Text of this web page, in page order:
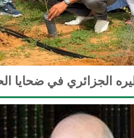
الجزائري في ضحايا